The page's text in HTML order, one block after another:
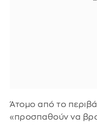
Άτομο από το
«προσπαθούν να